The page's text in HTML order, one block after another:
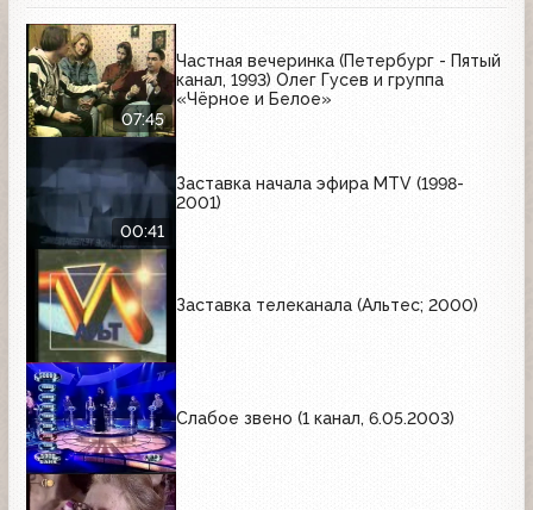
07:45
Частная вечеринка (Петербург - Пятый
канал, 1993) Олег Гусев и группа
«Чёрное и Белое»
00:41
Заставка начала эфира MTV (1998-
2001)
Заставка телеканала (Альтес; 2000)
Слабое звено (1 канал, 6.05.2003)